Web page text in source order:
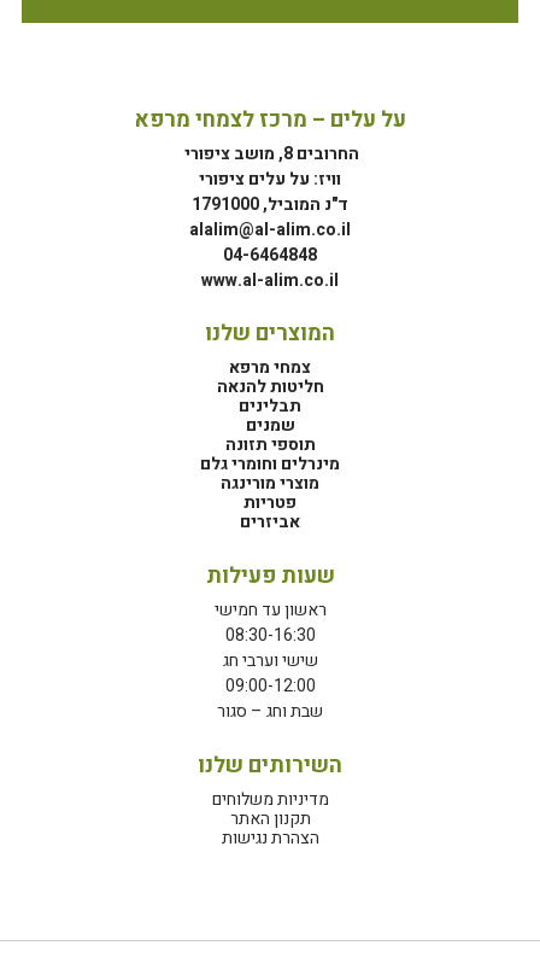
על עלים – מרכז לצמחי מרפא
החרובים 8, מושב ציפורי
וויז: על עלים ציפורי
ד"נ המוביל, 1791000
alalim@al-alim.co.il
04-6464848
www.al-alim.co.il
המוצרים שלנו
צמחי מרפא
חליטות להנאה
תבלינים
שמנים
תוספי תזונה
מינרלים וחומרי גלם
מוצרי מורינגה
פטריות
אביזרים
שעות פעילות
ראשון עד חמישי
08:30-16:30
שישי וערבי חג
09:00-12:00
שבת וחג – סגור
השירותים שלנו
מדיניות משלוחים
תקנון האתר
הצהרת נגישות